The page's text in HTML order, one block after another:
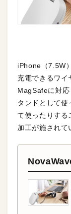
iPhone（7.5W
充電できるワイ
MagSafeに対
タンドとして使
て使ったりする
加工が施されて